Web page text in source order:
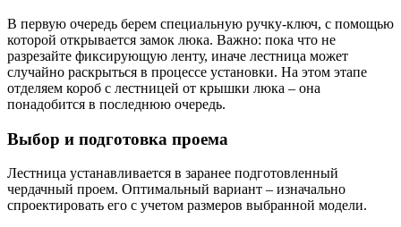
В первую очередь берем специальную ручку-ключ, с помощью
которой открывается замок люка. Важно: пока что не
разрезайте фиксирующую ленту, иначе лестница может
случайно раскрыться в процессе установки. На этом этапе
отделяем короб с лестницей от крышки люка – она
понадобится в последнюю очередь.
Выбор и подготовка проема
Лестница устанавливается в заранее подготовленный
чердачный проем. Оптимальный вариант – изначально
спроектировать его с учетом размеров выбранной модели.